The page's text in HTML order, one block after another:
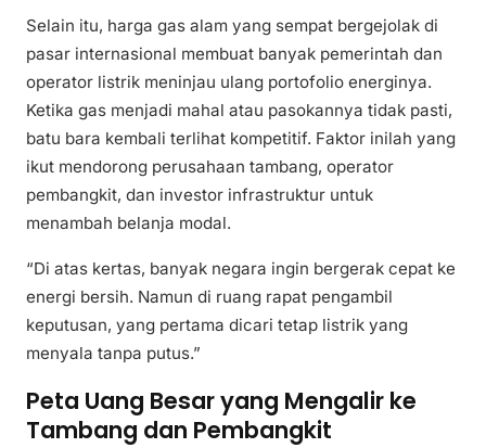
Selain itu, harga gas alam yang sempat bergejolak di
pasar internasional membuat banyak pemerintah dan
operator listrik meninjau ulang portofolio energinya.
Ketika gas menjadi mahal atau pasokannya tidak pasti,
batu bara kembali terlihat kompetitif. Faktor inilah yang
ikut mendorong perusahaan tambang, operator
pembangkit, dan investor infrastruktur untuk
menambah belanja modal.
“Di atas kertas, banyak negara ingin bergerak cepat ke
energi bersih. Namun di ruang rapat pengambil
keputusan, yang pertama dicari tetap listrik yang
menyala tanpa putus.”
Peta Uang Besar yang Mengalir ke
Tambang dan Pembangkit